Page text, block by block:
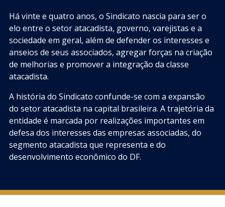
Há vinte e quatro anos, o Sindicato nascia para ser o
elo entre o setor atacadista, governo, varejistas e a
sociedade em geral, além de defender os interesses e
anseios de seus associados, agregar forças na criação
de melhorias e promover a integração da classe
atacadista.
A história do Sindicato confunde-se com a expansão
do setor atacadista na capital brasileira. A trajetória da
entidade é marcada por realizações importantes em
defesa dos interesses das empresas associadas, do
segmento atacadista que representa e do
desenvolvimento econômico do DF.